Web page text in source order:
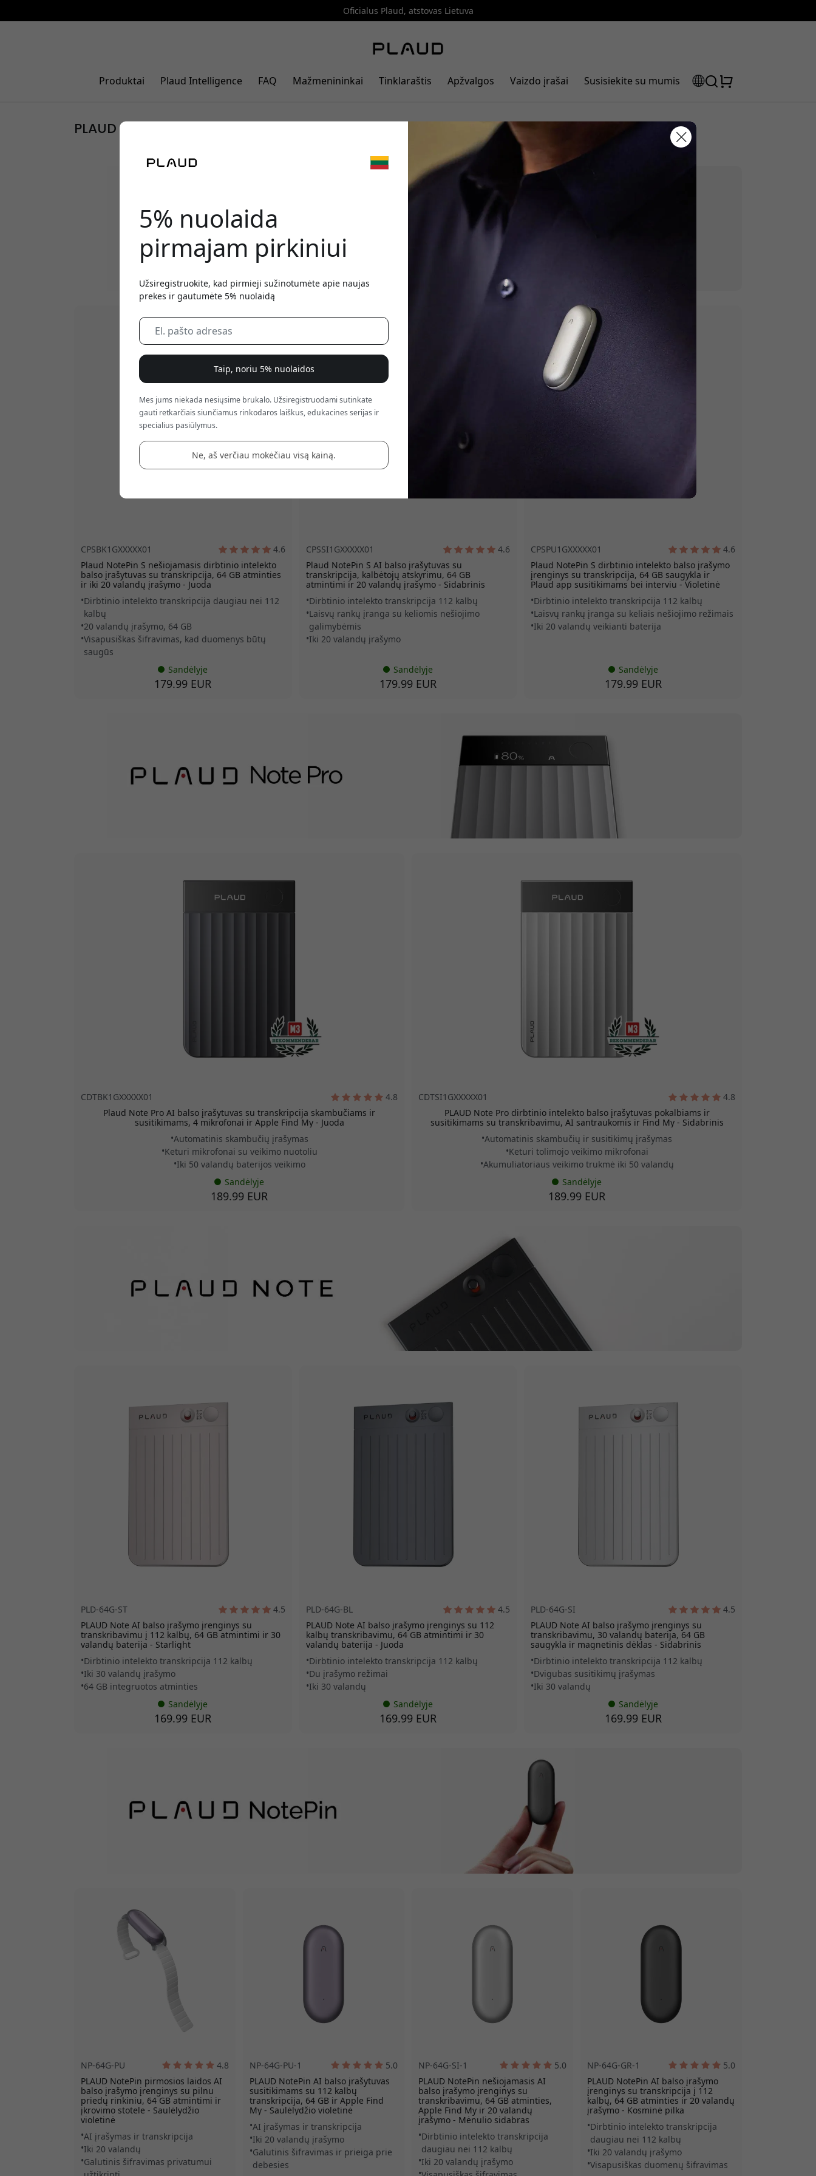
Oficialus Plaud, atstovas Lietuva
Produktai Plaud Intelligence FAQ Mažmenininkai Tinklaraštis Apžvalgos Vaizdo įrašai Susisiekite su mumis
PLAUD NotePin
CPSBK1GXXXXX01
4.6
Plaud NotePin S nešiojamasis dirbtinio intelekto
balso įrašytuvas su transkripcija, 64 GB atminties
ir iki 20 valandų įrašymo - Juoda
Dirbtinio intelekto transkripcija daugiau nei 112
kalbų
20 valandų įrašymo, 64 GB
Visapusiškas šifravimas, kad duomenys būtų
saugūs
Sandėlyje
179.99 EUR
CPSSI1GXXXXX01
4.6
Plaud NotePin S AI balso įrašytuvas su
transkripcija, kalbėtojų atskyrimu, 64 GB
atmintimi ir 20 valandų įrašymo - Sidabrinis
Dirbtinio intelekto transkripcija 112 kalbų
Laisvų rankų įranga su keliomis nešiojimo
galimybėmis
Iki 20 valandų įrašymo
Sandėlyje
179.99 EUR
CPSPU1GXXXXX01
4.6
Plaud NotePin S dirbtinio intelekto balso įrašymo
įrenginys su transkripcija, 64 GB saugykla ir
Plaud app susitikimams bei interviu - Violetinė
Dirbtinio intelekto transkripcija 112 kalbų
Laisvų rankų įranga su keliais nešiojimo režimais
Iki 20 valandų veikianti baterija
Sandėlyje
179.99 EUR
CDTBK1GXXXXX01
4.8
Plaud Note Pro AI balso įrašytuvas su transkripcija skambučiams ir
susitikimams, 4 mikrofonai ir Apple Find My - Juoda
Automatinis skambučių įrašymas
Keturi mikrofonai su veikimo nuotoliu
Iki 50 valandų baterijos veikimo
Sandėlyje
189.99 EUR
CDTSI1GXXXXX01
4.8
PLAUD Note Pro dirbtinio intelekto balso įrašytuvas pokalbiams ir
susitikimams su transkribavimu, AI santraukomis ir Find My - Sidabrinis
Automatinis skambučių ir susitikimų įrašymas
Keturi tolimojo veikimo mikrofonai
Akumuliatoriaus veikimo trukmė iki 50 valandų
Sandėlyje
189.99 EUR
PLD-64G-ST
4.5
PLAUD Note AI balso įrašymo įrenginys su
transkribavimu į 112 kalbų, 64 GB atmintimi ir 30
valandų baterija - Starlight
Dirbtinio intelekto transkripcija 112 kalbų
Iki 30 valandų įrašymo
64 GB integruotos atminties
Sandėlyje
169.99 EUR
PLD-64G-BL
4.5
PLAUD Note AI balso įrašymo įrenginys su 112
kalbų transkribavimu, 64 GB atmintimi ir 30
valandų baterija - Juoda
Dirbtinio intelekto transkripcija 112 kalbų
Du įrašymo režimai
Iki 30 valandų
Sandėlyje
169.99 EUR
PLD-64G-SI
4.5
PLAUD Note AI balso įrašymo įrenginys su
transkribavimu, 30 valandų baterija, 64 GB
saugykla ir magnetinis dėklas - Sidabrinis
Dirbtinio intelekto transkripcija 112 kalbų
Dvigubas susitikimų įrašymas
Iki 30 valandų
Sandėlyje
169.99 EUR
NP-64G-PU
4.8
PLAUD NotePin pirmosios laidos AI
balso įrašymo įrenginys su pilnu
priedų rinkiniu, 64 GB atmintimi ir
įkrovimo stotele - Saulėlydžio
violetinė
AI įrašymas ir transkripcija
Iki 20 valandų
Galutinis šifravimas privatumui
NP-64G-PU-1
5.0
PLAUD NotePin AI balso įrašytuvas
susitikimams su 112 kalbų
transkripcija, 64 GB ir Apple Find
My - Saulėlydžio violetinė
AI įrašymas ir transkripcija
Iki 20 valandų įrašymo
Galutinis šifravimas ir prieiga prie
debesies
NP-64G-SI-1
5.0
PLAUD NotePin nešiojamasis AI
balso įrašymo įrenginys su
transkribavimu, 64 GB atminties,
Apple Find My ir 20 valandų
įrašymo - Mėnulio sidabras
Dirbtinio intelekto transkripcija
daugiau nei 112 kalbų
Iki 20 valandų įrašymo
NP-64G-GR-1
5.0
PLAUD NotePin AI balso įrašymo
įrenginys su transkripcija į 112
kalbų, 64 GB atminties ir 20 valandų
įrašymo - Kosminė pilka
Dirbtinio intelekto transkripcija
daugiau nei 112 kalbų
Iki 20 valandų įrašymo
Visapusiškas duomenų šifravimas
5% nuolaida
pirmajam pirkiniui
Užsiregistruokite, kad pirmieji sužinotumėte apie naujas
prekes ir gautumėte 5% nuolaidą
Taip, noriu 5% nuolaidos
Mes jums niekada nesiųsime brukalo. Užsiregistruodami sutinkate
gauti retkarčiais siunčiamus rinkodaros laiškus, edukacines serijas ir
specialius pasiūlymus.
Ne, aš verčiau mokėčiau visą kainą.
🎉 Jūsų nuolaidos kodas:
Norėdami gauti 5% nuolaidą, naudokite šį kodą